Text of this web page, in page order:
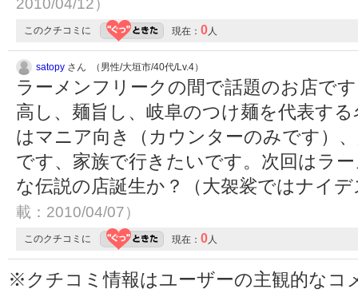
2010/04/12）
このクチコミに 現在： 0人
satopy さん （男性/大垣市/40代/Lv.4）
ラーメンフリークの間で話題のお店で
高し、麺旨し、岐阜のつけ麺を代表す
はマニア向き（カウンターのみです）
です、家族で行きたいです。次回はラ
な伝説の店誕生か？（大袈裟ではナイ
載：2010/04/07）
このクチコミに 現在： 0人
※クチコミ情報はユーザーの主観的なコ